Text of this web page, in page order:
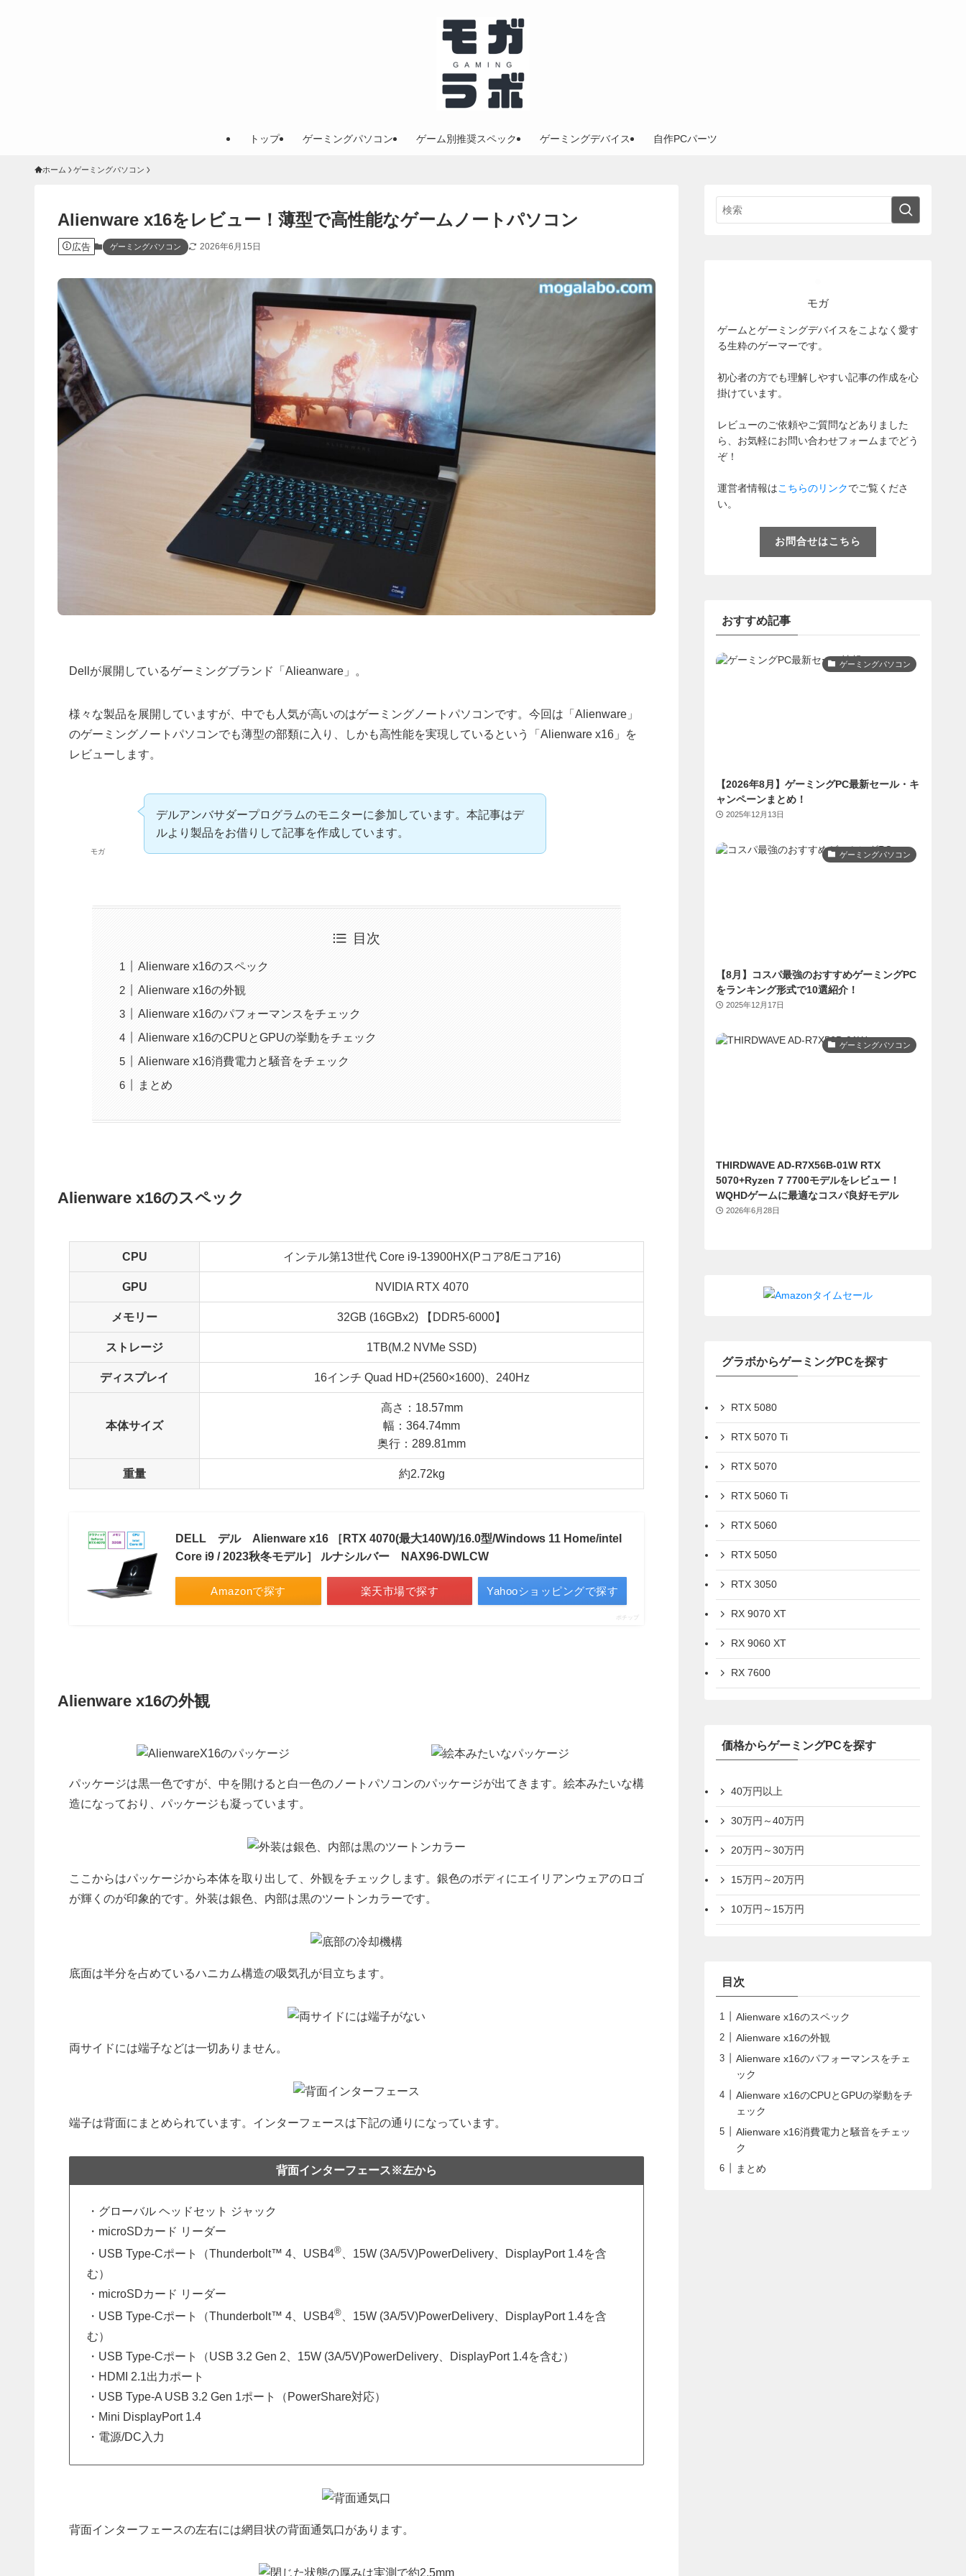
トップ ゲーミングパソコン ゲーム別推奨スペック ゲーミングデバイス 自作PCパーツ
ホーム ゲーミングパソコン
Alienware x16をレビュー！薄型で高性能なゲームノートパソコン
広告 ゲーミングパソコン 2026年6月15日
Dellが展開しているゲーミングブランド「Alieanware」。
様々な製品を展開していますが、中でも人気が高いのはゲーミングノートパソコンです。今回は「Alienware」
のゲーミングノートパソコンでも薄型の部類に入り、しかも高性能を実現しているという「Alienware x16」を
レビューします。
モガ
デルアンバサダープログラムのモニターに参加しています。本記事はデ
ルより製品をお借りして記事を作成しています。
目次
Alienware x16のスペック
Alienware x16の外観
Alienware x16のパフォーマンスをチェック
Alienware x16のCPUとGPUの挙動をチェック
Alienware x16消費電力と騒音をチェック
まとめ
Alienware x16のスペック
CPU インテル第13世代 Core i9-13900HX(Pコア8/Eコア16)
GPU NVIDIA RTX 4070
メモリー 32GB (16GBx2) 【DDR5-6000】
ストレージ 1TB(M.2 NVMe SSD)
ディスプレイ 16インチ Quad HD+(2560×1600)、240Hz
本体サイズ
高さ：18.57mm
幅：364.74mm
奥行：289.81mm
重量 約2.72kg
DELL デル Alienware x16 ［RTX 4070(最大140W)/16.0型/Windows 11 Home/intel
Core i9 / 2023秋冬モデル］ ルナシルバー NAX96-DWLCW
Amazonで探す 楽天市場で探す Yahooショッピングで探す
ポチップ
Alienware x16の外観
パッケージは黒一色ですが、中を開けると白一色のノートパソコンのパッケージが出てきます。絵本みたいな構
造になっており、パッケージも凝っています。
ここからはパッケージから本体を取り出して、外観をチェックします。銀色のボディにエイリアンウェアのロゴ
が輝くのが印象的です。外装は銀色、内部は黒のツートンカラーです。
底面は半分を占めているハニカム構造の吸気孔が目立ちます。
両サイドには端子などは一切ありません。
端子は背面にまとめられています。インターフェースは下記の通りになっています。
背面インターフェース※左から
・グローバル ヘッドセット ジャック
・microSDカード リーダー
・USB Type-Cポート（Thunderbolt™ 4、USB4® 、15W (3A/5V)PowerDelivery、DisplayPort 1.4を含
む）
・microSDカード リーダー
・USB Type-Cポート（Thunderbolt™ 4、USB4® 、15W (3A/5V)PowerDelivery、DisplayPort 1.4を含
む）
・USB Type-Cポート（USB 3.2 Gen 2、15W (3A/5V)PowerDelivery、DisplayPort 1.4を含む）
・HDMI 2.1出力ポート
・USB Type-A USB 3.2 Gen 1ポート（PowerShare対応）
・Mini DisplayPort 1.4
・電源/DC入力
背面インターフェースの左右には網目状の背面通気口があります。
モガ
ゲームとゲーミングデバイスをこよなく愛す
る生粋のゲーマーです。
初心者の方でも理解しやすい記事の作成を心
掛けています。
レビューのご依頼やご質問などありました
ら、お気軽にお問い合わせフォームまでどう
ぞ！
運営者情報はこちらのリンクでご覧くださ
い。
お問合せはこちら
おすすめ記事
ゲーミングパソコン
【2026年8月】ゲーミングPC最新セール・キ
ャンペーンまとめ！
2025年12月13日
ゲーミングパソコン
【8月】コスパ最強のおすすめゲーミングPC
をランキング形式で10選紹介！
2025年12月17日
ゲーミングパソコン
THIRDWAVE AD-R7X56B-01W RTX
5070+Ryzen 7 7700モデルをレビュー！
WQHDゲームに最適なコスパ良好モデル
2026年6月28日
グラボからゲーミングPCを探す
RTX 5080
RTX 5070 Ti
RTX 5070
RTX 5060 Ti
RTX 5060
RTX 5050
RTX 3050
RX 9070 XT
RX 9060 XT
RX 7600
価格からゲーミングPCを探す
40万円以上
30万円～40万円
20万円～30万円
15万円～20万円
10万円～15万円
目次
Alienware x16のスペック
Alienware x16の外観
Alienware x16のパフォーマンスをチェ
ック
Alienware x16のCPUとGPUの挙動をチ
ェック
Alienware x16消費電力と騒音をチェッ
ク
まとめ